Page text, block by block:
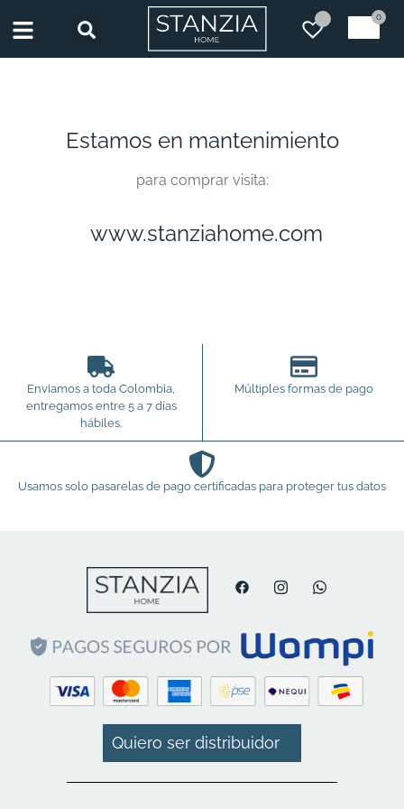
0
Estamos en mantenimiento
para comprar visita:
www.stanziahome.com
Enviamos a toda Colombia,
entregamos entre 5 a 7 días
hábiles.
Múltiples formas de pago
Usamos solo pasarelas de pago certificadas para proteger tus datos
Quiero ser distribuidor